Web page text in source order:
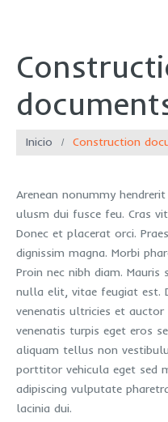
Inicio Construction
Arenean nonummy
ulusm dui fusce feu. Cras
Donec et placerat orci.
dignissim magna. Morbi
Proin nec nibh diam. Mauris
nulla elit, vitae feugiat est.
venenatis ultricies et auctor
venenatis turpis eget eros
aliquam tellus non
porttitor vehicula eget sed
adipiscing vulputate
lacinia dui.